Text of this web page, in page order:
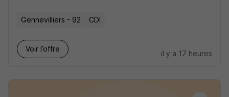
Gennevilliers - 92 CDI
Voir l’offre
il y a 17 heures